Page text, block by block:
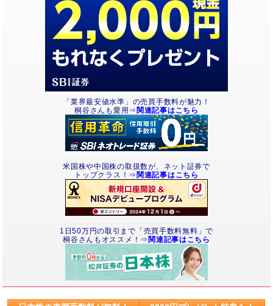
「業界最安値水準」の売買手数料が魅力！
桐谷さんも愛用⇒ 関連記事はこちら
米国株や中国株の取扱数が、ネット証券で
トップクラス！⇒ 関連記事はこちら
1日50万円の取引まで「売買手数料無料」で
桐谷さんもオススメ！⇒ 関連記事はこちら